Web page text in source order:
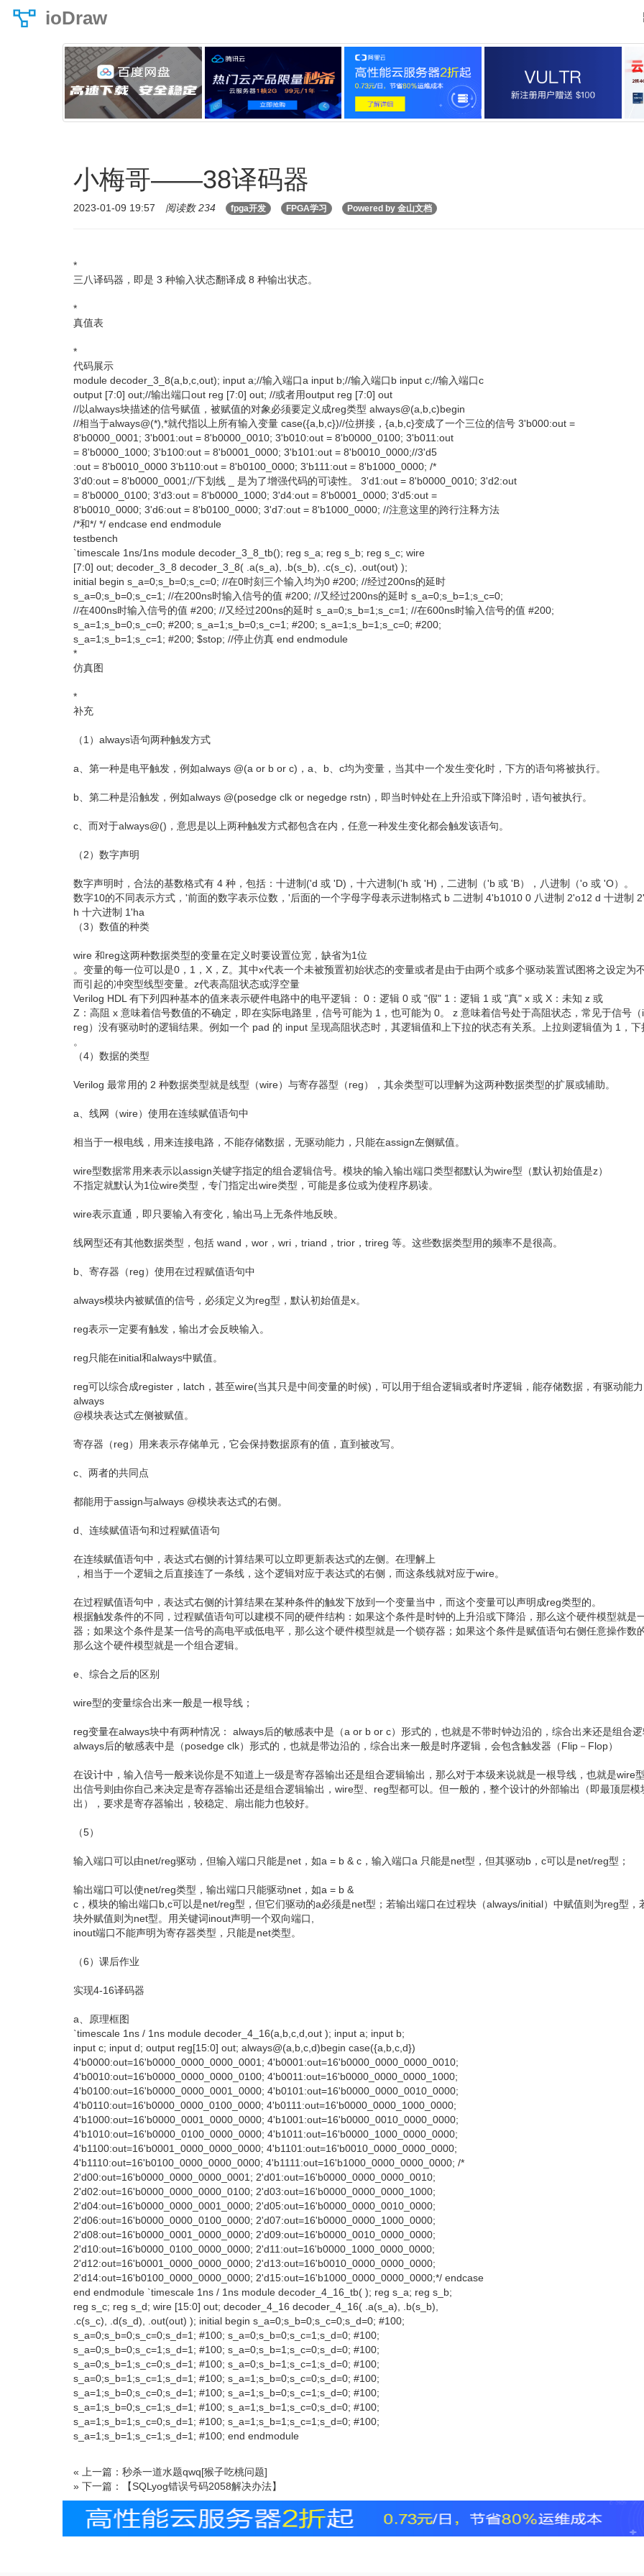
ioDraw
小梅哥——38译码器
2023-01-09 19:57 阅读数 234 fpga开发 FPGA学习 Powered by 金山文档
*
三八译码器，即是 3 种输入状态翻译成 8 种输出状态。
*
真值表
*
代码展示
module decoder_3_8(a,b,c,out); input a;//输入端口a input b;//输入端口b input c;//输入端口c
output [7:0] out;//输出端口out reg [7:0] out; //或者用output reg [7:0] out
//以always块描述的信号赋值，被赋值的对象必须要定义成reg类型 always@(a,b,c)begin
//相当于always@(*),*就代指以上所有输入变量 case({a,b,c})//位拼接，{a,b,c}变成了一个三位的信号 3'b000:out =
8'b0000_0001; 3'b001:out = 8'b0000_0010; 3'b010:out = 8'b0000_0100; 3'b011:out
= 8'b0000_1000; 3'b100:out = 8'b0001_0000; 3'b101:out = 8'b0010_0000;//3'd5
:out = 8'b0010_0000 3'b110:out = 8'b0100_0000; 3'b111:out = 8'b1000_0000; /*
3'd0:out = 8'b0000_0001;//下划线 _ 是为了增强代码的可读性。 3'd1:out = 8'b0000_0010; 3'd2:out
= 8'b0000_0100; 3'd3:out = 8'b0000_1000; 3'd4:out = 8'b0001_0000; 3'd5:out =
8'b0010_0000; 3'd6:out = 8'b0100_0000; 3'd7:out = 8'b1000_0000; //注意这里的跨行注释方法
/*和*/ */ endcase end endmodule
testbench
`timescale 1ns/1ns module decoder_3_8_tb(); reg s_a; reg s_b; reg s_c; wire
[7:0] out; decoder_3_8 decoder_3_8( .a(s_a), .b(s_b), .c(s_c), .out(out) );
initial begin s_a=0;s_b=0;s_c=0; //在0时刻三个输入均为0 #200; //经过200ns的延时
s_a=0;s_b=0;s_c=1; //在200ns时输入信号的值 #200; //又经过200ns的延时 s_a=0;s_b=1;s_c=0;
//在400ns时输入信号的值 #200; //又经过200ns的延时 s_a=0;s_b=1;s_c=1; //在600ns时输入信号的值 #200;
s_a=1;s_b=0;s_c=0; #200; s_a=1;s_b=0;s_c=1; #200; s_a=1;s_b=1;s_c=0; #200;
s_a=1;s_b=1;s_c=1; #200; $stop; //停止仿真 end endmodule
*
仿真图
*
补充
（1）always语句两种触发方式
a、第一种是电平触发，例如always @(a or b or c)，a、b、c均为变量，当其中一个发生变化时，下方的语句将被执行。
b、第二种是沿触发，例如always @(posedge clk or negedge rstn)，即当时钟处在上升沿或下降沿时，语句被执行。
c、而对于always@()，意思是以上两种触发方式都包含在内，任意一种发生变化都会触发该语句。
（2）数字声明
数字声明时，合法的基数格式有 4 种，包括：十进制('d 或 'D)，十六进制('h 或 'H)，二进制（'b 或 'B），八进制（'o 或 'O）。
数字10的不同表示方式，'前面的数字表示位数，'后面的一个字母字母表示进制格式 b 二进制 4'b1010 0 八进制 2'o12 d 十进制
h 十六进制 1'ha
（3）数值的种类
wire 和reg这两种数据类型的变量在定义时要设置位宽，缺省为1位
。变量的每一位可以是0，1，X，Z。其中x代表一个未被预置初始状态的变量或者是由于由两个或多个驱动装置试图将之设定为
而引起的冲突型线型变量。z代表高阻状态或浮空量
Verilog HDL 有下列四种基本的值来表示硬件电路中的电平逻辑： 0：逻辑 0 或 "假" 1：逻辑 1 或 "真" x 或 X：未知 z 或
Z：高阻 x 意味着信号数值的不确定，即在实际电路里，信号可能为 1，也可能为 0。 z 意味着信号处于高阻状态，常见于信号
reg）没有驱动时的逻辑结果。例如一个 pad 的 input 呈现高阻状态时，其逻辑值和上下拉的状态有关系。上拉则逻辑值为 1，下
。
（4）数据的类型
Verilog 最常用的 2 种数据类型就是线型（wire）与寄存器型（reg），其余类型可以理解为这两种数据类型的扩展或辅助。
a、线网（wire）使用在连续赋值语句中
相当于一根电线，用来连接电路，不能存储数据，无驱动能力，只能在assign左侧赋值。
wire型数据常用来表示以assign关键字指定的组合逻辑信号。模块的输入输出端口类型都默认为wire型（默认初始值是z）
不指定就默认为1位wire类型，专门指定出wire类型，可能是多位或为使程序易读。
wire表示直通，即只要输入有变化，输出马上无条件地反映。
线网型还有其他数据类型，包括 wand，wor，wri，triand，trior，trireg 等。这些数据类型用的频率不是很高。
b、寄存器（reg）使用在过程赋值语句中
always模块内被赋值的信号，必须定义为reg型，默认初始值是x。
reg表示一定要有触发，输出才会反映输入。
reg只能在initial和always中赋值。
reg可以综合成register，latch，甚至wire(当其只是中间变量的时候)，可以用于组合逻辑或者时序逻辑，能存储数据，有驱动能
always
@模块表达式左侧被赋值。
寄存器（reg）用来表示存储单元，它会保持数据原有的值，直到被改写。
c、两者的共同点
都能用于assign与always @模块表达式的右侧。
d、连续赋值语句和过程赋值语句
在连续赋值语句中，表达式右侧的计算结果可以立即更新表达式的左侧。在理解上
，相当于一个逻辑之后直接连了一条线，这个逻辑对应于表达式的右侧，而这条线就对应于wire。
在过程赋值语句中，表达式右侧的计算结果在某种条件的触发下放到一个变量当中，而这个变量可以声明成reg类型的。
根据触发条件的不同，过程赋值语句可以建模不同的硬件结构：如果这个条件是时钟的上升沿或下降沿，那么这个硬件模型就是
器；如果这个条件是某一信号的高电平或低电平，那么这个硬件模型就是一个锁存器；如果这个条件是赋值语句右侧任意操作数
那么这个硬件模型就是一个组合逻辑。
e、综合之后的区别
wire型的变量综合出来一般是一根导线；
reg变量在always块中有两种情况： always后的敏感表中是（a or b or c）形式的，也就是不带时钟边沿的，综合出来还是组合
always后的敏感表中是（posedge clk）形式的，也就是带边沿的，综合出来一般是时序逻辑，会包含触发器（Flip－Flop）
在设计中，输入信号一般来说你是不知道上一级是寄存器输出还是组合逻辑输出，那么对于本级来说就是一根导线，也就是wire
出信号则由你自己来决定是寄存器输出还是组合逻辑输出，wire型、reg型都可以。但一般的，整个设计的外部输出（即最顶层模
出），要求是寄存器输出，较稳定、扇出能力也较好。
（5）
输入端口可以由net/reg驱动，但输入端口只能是net，如a = b & c，输入端口a 只能是net型，但其驱动b，c可以是net/reg型；
输出端口可以使net/reg类型，输出端口只能驱动net，如a = b &
c，模块的输出端口b,c可以是net/reg型，但它们驱动的a必须是net型；若输出端口在过程块（always/initial）中赋值则为reg型，
块外赋值则为net型。用关键词inout声明一个双向端口,
inout端口不能声明为寄存器类型，只能是net类型。
（6）课后作业
实现4-16译码器
a、原理框图
`timescale 1ns / 1ns module decoder_4_16(a,b,c,d,out ); input a; input b;
input c; input d; output reg[15:0] out; always@(a,b,c,d)begin case({a,b,c,d})
4'b0000:out=16'b0000_0000_0000_0001; 4'b0001:out=16'b0000_0000_0000_0010;
4'b0010:out=16'b0000_0000_0000_0100; 4'b0011:out=16'b0000_0000_0000_1000;
4'b0100:out=16'b0000_0000_0001_0000; 4'b0101:out=16'b0000_0000_0010_0000;
4'b0110:out=16'b0000_0000_0100_0000; 4'b0111:out=16'b0000_0000_1000_0000;
4'b1000:out=16'b0000_0001_0000_0000; 4'b1001:out=16'b0000_0010_0000_0000;
4'b1010:out=16'b0000_0100_0000_0000; 4'b1011:out=16'b0000_1000_0000_0000;
4'b1100:out=16'b0001_0000_0000_0000; 4'b1101:out=16'b0010_0000_0000_0000;
4'b1110:out=16'b0100_0000_0000_0000; 4'b1111:out=16'b1000_0000_0000_0000; /*
2'd00:out=16'b0000_0000_0000_0001; 2'd01:out=16'b0000_0000_0000_0010;
2'd02:out=16'b0000_0000_0000_0100; 2'd03:out=16'b0000_0000_0000_1000;
2'd04:out=16'b0000_0000_0001_0000; 2'd05:out=16'b0000_0000_0010_0000;
2'd06:out=16'b0000_0000_0100_0000; 2'd07:out=16'b0000_0000_1000_0000;
2'd08:out=16'b0000_0001_0000_0000; 2'd09:out=16'b0000_0010_0000_0000;
2'd10:out=16'b0000_0100_0000_0000; 2'd11:out=16'b0000_1000_0000_0000;
2'd12:out=16'b0001_0000_0000_0000; 2'd13:out=16'b0010_0000_0000_0000;
2'd14:out=16'b0100_0000_0000_0000; 2'd15:out=16'b1000_0000_0000_0000;*/ endcase
end endmodule `timescale 1ns / 1ns module decoder_4_16_tb( ); reg s_a; reg s_b;
reg s_c; reg s_d; wire [15:0] out; decoder_4_16 decoder_4_16( .a(s_a), .b(s_b),
.c(s_c), .d(s_d), .out(out) ); initial begin s_a=0;s_b=0;s_c=0;s_d=0; #100;
s_a=0;s_b=0;s_c=0;s_d=1; #100; s_a=0;s_b=0;s_c=1;s_d=0; #100;
s_a=0;s_b=0;s_c=1;s_d=1; #100; s_a=0;s_b=1;s_c=0;s_d=0; #100;
s_a=0;s_b=1;s_c=0;s_d=1; #100; s_a=0;s_b=1;s_c=1;s_d=0; #100;
s_a=0;s_b=1;s_c=1;s_d=1; #100; s_a=1;s_b=0;s_c=0;s_d=0; #100;
s_a=1;s_b=0;s_c=0;s_d=1; #100; s_a=1;s_b=0;s_c=1;s_d=0; #100;
s_a=1;s_b=0;s_c=1;s_d=1; #100; s_a=1;s_b=1;s_c=0;s_d=0; #100;
s_a=1;s_b=1;s_c=0;s_d=1; #100; s_a=1;s_b=1;s_c=1;s_d=0; #100;
s_a=1;s_b=1;s_c=1;s_d=1; #100; end endmodule
« 上一篇：秒杀一道水题qwq[猴子吃桃问题]
» 下一篇：【SQLyog错误号码2058解决办法】